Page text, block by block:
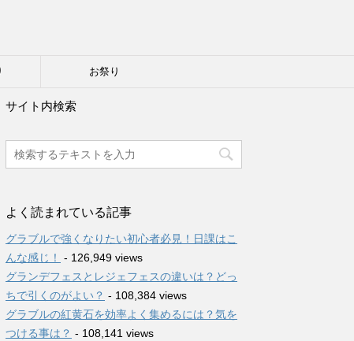
お祭り
サイト内検索
よく読まれている記事
グラブルで強くなりたい初心者必見！日課はこ
んな感じ！
- 126,949 views
グランデフェスとレジェフェスの違いは？どっ
ちで引くのがよい？ - 108,384 views
グラブルの紅黄石を効率よく集めるには？気を
つける事は？ - 108,141 views